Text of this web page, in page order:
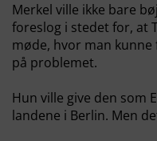
Merkel ville ikke bare
foreslog i stedet for, at
møde, hvor man
på problemet.
Hun ville give den som
landene i Berlin. Men